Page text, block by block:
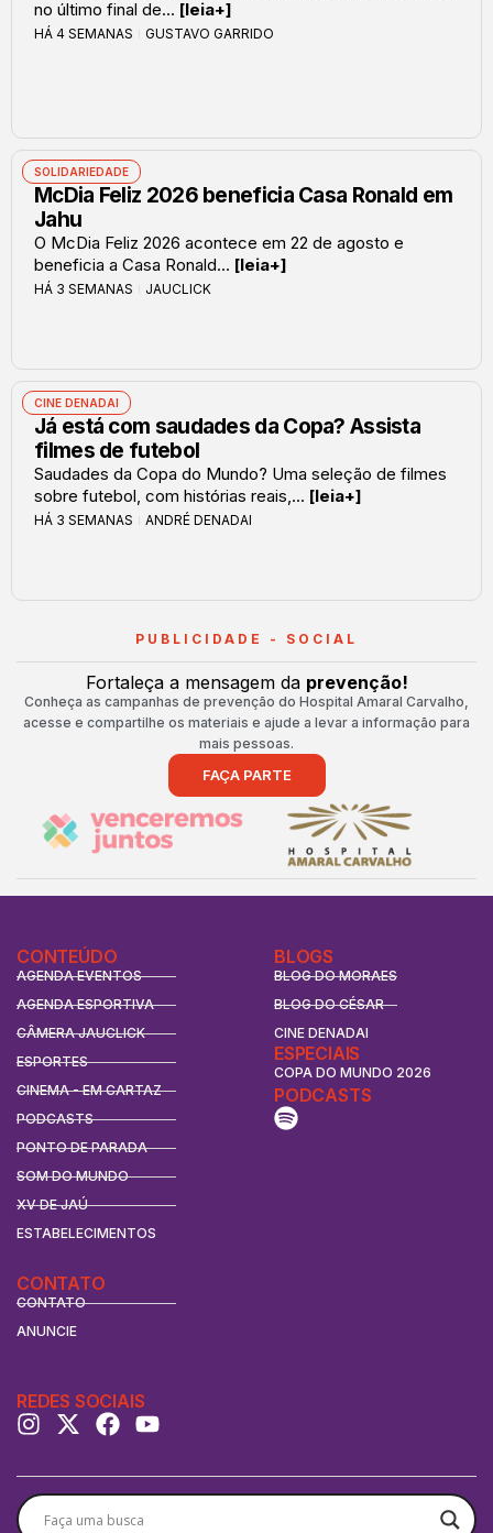
no último final de... [leia+]
HÁ 4 SEMANAS GUSTAVO GARRIDO
SOLIDARIEDADE
McDia Feliz 2026 beneficia Casa Ronald em
Jahu
O McDia Feliz 2026 acontece em 22 de agosto e
beneficia a Casa Ronald... [leia+]
HÁ 3 SEMANAS JAUCLICK
CINE DENADAI
Já está com saudades da Copa? Assista
filmes de futebol
Saudades da Copa do Mundo? Uma seleção de filmes
sobre futebol, com histórias reais,... [leia+]
HÁ 3 SEMANAS ANDRÉ DENADAI
PUBLICIDADE - SOCIAL
Fortaleça a mensagem da prevenção!
Conheça as campanhas de prevenção do Hospital Amaral Carvalho,
acesse e compartilhe os materiais e ajude a levar a informação para
mais pessoas.
FAÇA PARTE
CONTEÚDO
AGENDA EVENTOS
AGENDA ESPORTIVA
CÂMERA JAUCLICK
ESPORTES
CINEMA - EM CARTAZ
PODCASTS
PONTO DE PARADA
SOM DO MUNDO
XV DE JAÚ
ESTABELECIMENTOS
BLOGS
BLOG DO MORAES
BLOG DO CÉSAR
CINE DENADAI
ESPECIAIS
COPA DO MUNDO 2026
CONTATO
CONTATO
ANUNCIE
PODCASTS
REDES SOCIAIS